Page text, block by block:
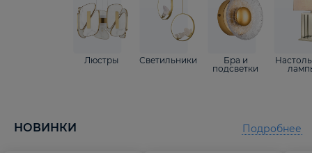
Люстры Светильники
Бра и
подсветки
НОВИНКИ Подробнее